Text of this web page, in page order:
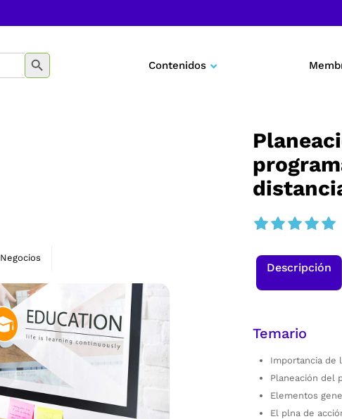
BOTÓN DE BÚSQUEDA
Contenidos
Negocios
Descripción
Temario
Importancia de
Planeación del
Elementos
El plna de